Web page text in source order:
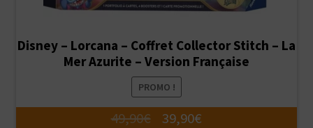
Disney – Lorcana – Coffret Collector Stitch – La
Mer Azurite – Version Française
PROMO !
49,90€
Le
39,90€